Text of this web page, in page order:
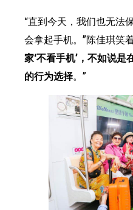
“直到今天，我们也无法
会拿起手机。”陈佳琪笑
家‘不看手机’，不如说
的行为选择。”